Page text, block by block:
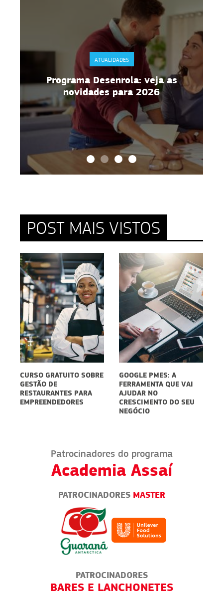
ATUALIDADES
Programa Desenrola: veja as
novidades para 2026
POST MAIS VISTOS
CURSO GRATUITO SOBRE
GESTÃO DE
RESTAURANTES PARA
EMPREENDEDORES
GOOGLE PMES: A
FERRAMENTA QUE VAI
AJUDAR NO
CRESCIMENTO DO SEU
NEGÓCIO
Patrocinadores do programa
Academia Assaí
PATROCINADORES MASTER
PATROCINADORES
BARES E LANCHONETES